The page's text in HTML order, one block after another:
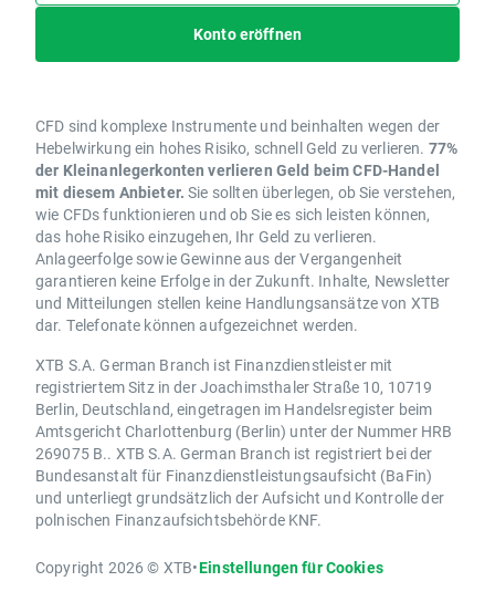
Konto eröffnen
CFD sind komplexe Instrumente und beinhalten wegen der
Hebelwirkung ein hohes Risiko, schnell Geld zu verlieren. 77%
der Kleinanlegerkonten verlieren Geld beim CFD-Handel
mit diesem Anbieter. Sie sollten überlegen, ob Sie verstehen,
wie CFDs funktionieren und ob Sie es sich leisten können,
das hohe Risiko einzugehen, Ihr Geld zu verlieren.
Anlageerfolge sowie Gewinne aus der Vergangenheit
garantieren keine Erfolge in der Zukunft. Inhalte, Newsletter
und Mitteilungen stellen keine Handlungsansätze von XTB
dar. Telefonate können aufgezeichnet werden.
XTB S.A. German Branch ist Finanzdienstleister mit
registriertem Sitz in der Joachimsthaler Straße 10, 10719
Berlin, Deutschland, eingetragen im Handelsregister beim
Amtsgericht Charlottenburg (Berlin) unter der Nummer HRB
269075 B.. XTB S.A. German Branch ist registriert bei der
Bundesanstalt für Finanzdienstleistungsaufsicht (BaFin)
und unterliegt grundsätzlich der Aufsicht und Kontrolle der
polnischen Finanzaufsichtsbehörde KNF.
Copyright 2026 © XTB•Einstellungen für Cookies